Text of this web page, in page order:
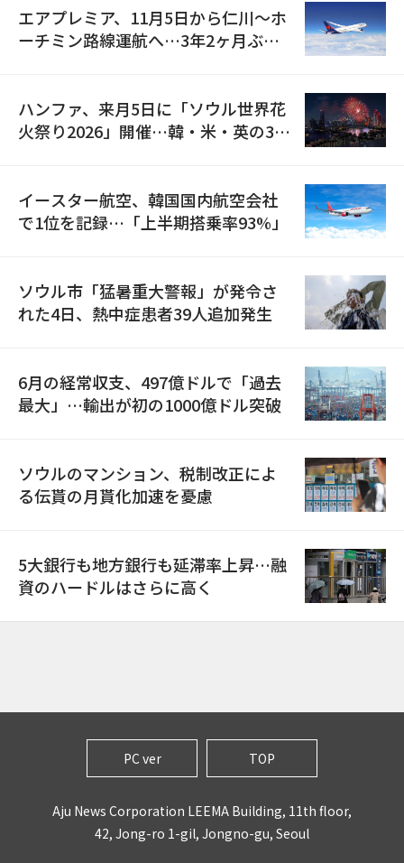
エアプレミア、11月5日から仁川〜ホ
ーチミン路線運航へ…3年2ヶ月ぶり
ハンファ、来月5日に「ソウル世界花
火祭り2026」開催…韓・米・英の3カ
イースター航空、韓国国内航空会社
で1位を記録…「上半期搭乗率93%」
ソウル市「猛暑重大警報」が発令さ
れた4日、熱中症患者39人追加発生
6月の経常収支、497億ドルで「過去
最大」…輸出が初の1000億ドル突破
ソウルのマンション、税制改正によ
る伝貰の月貰化加速を憂慮
5大銀行も地方銀行も延滞率上昇…融
資のハードルはさらに高く
PC ver TOP
Aju News Corporation LEEMA Building, 11th floor,
42, Jong-ro 1-gil, Jongno-gu, Seoul